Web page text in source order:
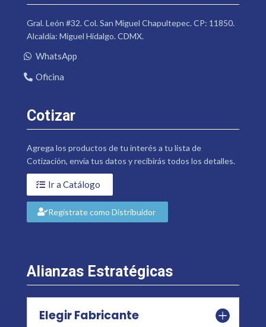
Gral. León #32. Col. San Miguel Chapultepec. CP: 11850.
Alcaldía: Miguel Hidalgo. CDMX.
WhatsApp
Oficina
Cotizar
Agrega los productos de tu interés a tu lista de
Cotización, envía tus datos y recibirás todos los detalles.
Ir a Catálogo
Regístrate como Distribuidor
Alianzas Estratégicas
Elegir Fabricante